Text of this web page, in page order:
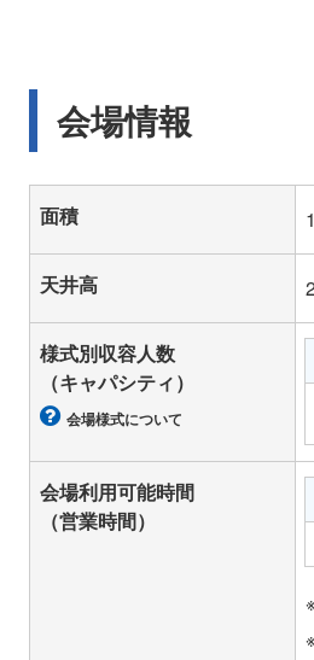
会場情報
面積
天井高
様式別収容人数
（キャパシティ）
会場様式について
会場利用可能時間
（営業時間）